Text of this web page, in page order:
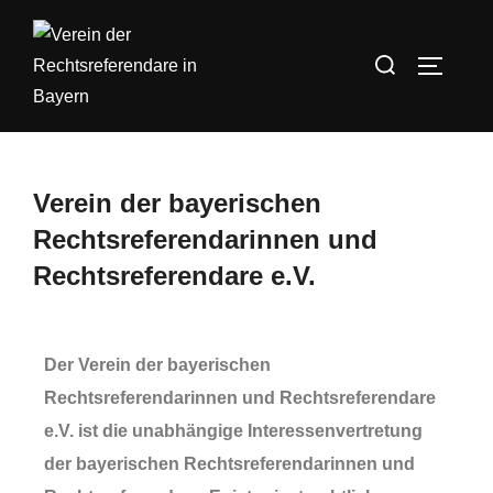
Verein der bayerischen
Rechtsreferendarinnen und
Rechtsreferendare e.V.
Der Verein der bayerischen
Rechtsreferendarinnen und Rechtsreferendare
e.V. ist die unabhängige Interessenvertretung
der bayerischen Rechtsreferendarinnen und